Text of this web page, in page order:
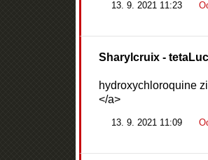
13. 9. 2021 11:23
Sharylcruix-
hydroxychloroquine
</a>
13. 9. 2021 11:09